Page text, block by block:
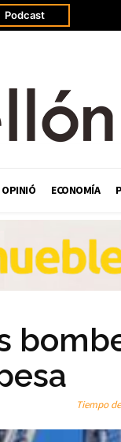
Podcast
OPINIÓ ECONOMÍA
Tiempo